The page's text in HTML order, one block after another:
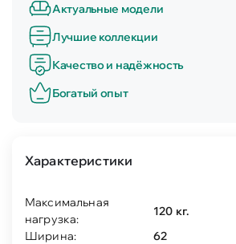
Актуальные модели
Лучшие коллекции
Качество и надёжность
Богатый опыт
Характеристики
Максимальная
нагрузка:
120 кг.
Ширина:
62